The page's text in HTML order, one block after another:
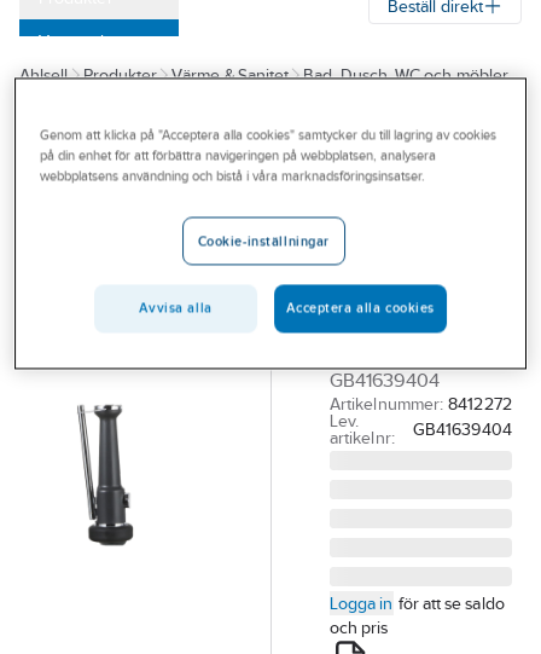
Varumärken
Kampanjer
Outlet
Branscher
Beställ direkt
Ahlsell Produkter Värme & Sanitet
Bad, Dusch, WC och möbler
GUSTAVSBERG
Handdusch till
förspolning,
GBG
GBG HANDDUSCH
FÖR FÖRSPOLNINGS
GB41639404
Artikelnummer: 8412272
Lev.
artikelnr:
GB41639404
Logga in för att se saldo
och pris
Genom att klicka på "Acceptera alla cookies" samtycker du till lagring av cookies
på din enhet för att förbättra navigeringen på webbplatsen, analysera
webbplatsens användning och bistå i våra marknadsföringsinsatser.
Cookie-inställningar
Avvisa alla Acceptera alla cookies